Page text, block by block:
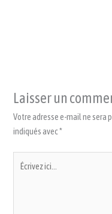
Laisser un
Votre adresse e-mail ne sera
indiqués avec*
ici…